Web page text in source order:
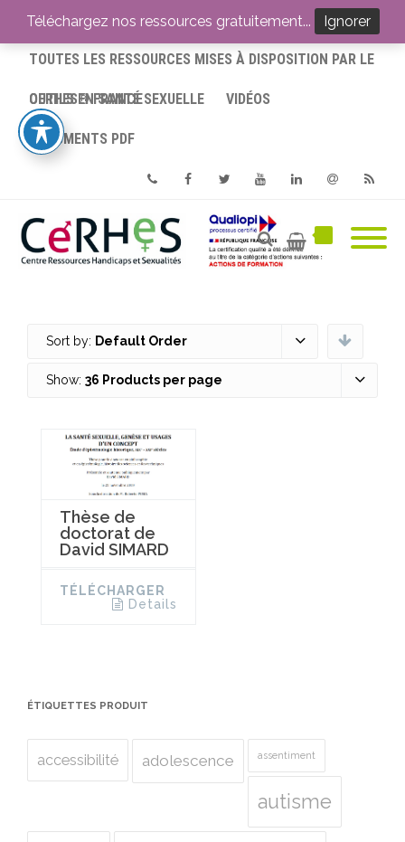
ACCUEIL
TOUTES LES RESSOURCES MISES À DISPOSITION PAR LE
CERHES® FRANCE
OUTILS EN SANTÉ SEXUELLE VIDÉOS
DOCUMENTS PDF
PhoneFacebookTwitterYoutube
Sort by: Default Order
Show: 36 Products per page
Thèse de
doctorat de
David SIMARD
TÉLÉCHARGER
Details
ÉTIQUETTES PRODUIT
accessibilité adolescence assentiment
autisme
Téléchargez nos ressources gratuitement... Ignorer